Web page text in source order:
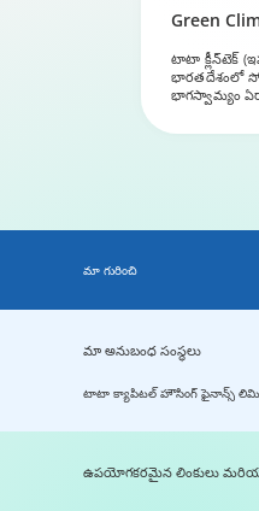
Green
టాటా క్లీన్‌టెక్
భారతదేశంలో
భాగస్వామ్యం
మా గురించి
మా అనుబంధ సంస్థలు
టాటా క్యాపిటల్ హౌసింగ్ ఫైనాన్స్
ఉపయోగకరమైన లింకులు